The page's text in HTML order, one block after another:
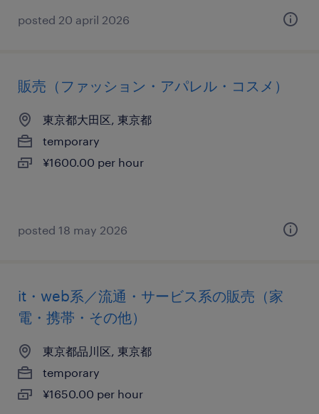
posted 20 april 2026
販売（ファッション・アパレル・コスメ）
東京都大田区, 東京都
temporary
¥1600.00 per hour
posted 18 may 2026
it・web系／流通・サービス系の販売（家
電・携帯・その他）
東京都品川区, 東京都
temporary
¥1650.00 per hour